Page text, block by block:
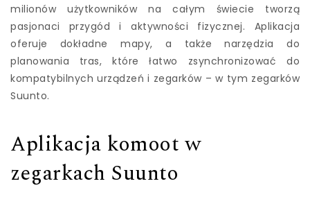
milionów użytkowników na całym świecie tworzą
pasjonaci przygód i aktywności fizycznej. Aplikacja
oferuje dokładne mapy, a także narzędzia do
planowania tras, które łatwo zsynchronizować do
kompatybilnych urządzeń i zegarków – w tym zegarków
Suunto.
Aplikacja komoot w
zegarkach Suunto